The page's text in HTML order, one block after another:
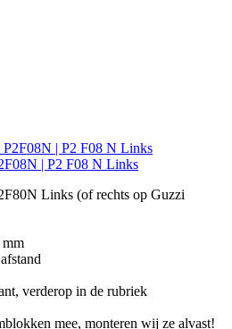
| P2 F08 N Links
Links (of rechts op Guzzi
verderop in de rubriek
mee, monteren wij ze alvast!